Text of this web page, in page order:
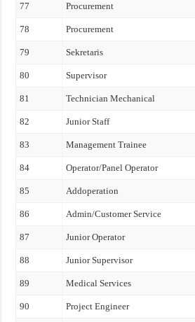
77 Procurement
78 Procurement
79 Sekretaris
80 Supervisor
81 Technician Mechanical
82 Junior Staff
83 Management Trainee
84 Operator/Panel Operator
85 Addoperation
86 Admin/Customer Service
87 Junior Operator
88 Junior Supervisor
89 Medical Services
90 Project Engineer